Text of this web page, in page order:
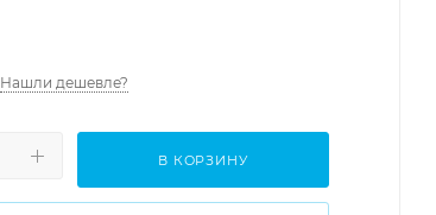
Нашли дешевле?
В КОРЗИНУ